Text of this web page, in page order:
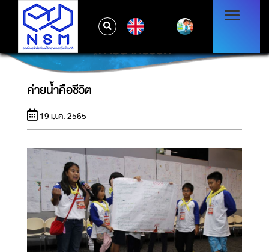
ค่ายน้ำคือชีวิต
ค่ายน้ำคือชีวิต
19 ม.ค. 2565